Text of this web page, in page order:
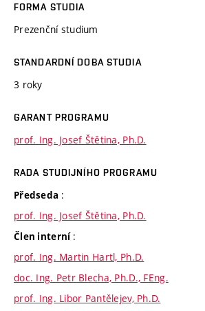
FORMA STUDIA
Prezenční studium
STANDARDNÍ DOBA STUDIA
3 roky
GARANT PROGRAMU
prof. Ing. Josef Štětina, Ph.D.
RADA STUDIJNÍHO PROGRAMU
Předseda :
prof. Ing. Josef Štětina, Ph.D.
Člen interní :
prof. Ing. Martin Hartl, Ph.D.
doc. Ing. Petr Blecha, Ph.D., FEng.
prof. Ing. Libor Pantělejev, Ph.D.